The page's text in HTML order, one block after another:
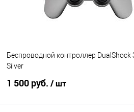
Беспроводной контроллер DualShock
Silver
1 500 руб. / шт